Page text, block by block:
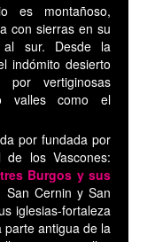
es montañoso,
con sierras en su
sur. Desde la
indómito desierto
vertiginosas
valles como el
por fundada por
de los Vascones:
Burgos y sus
San Cernin y San
iglesias-fortaleza
antigua de la